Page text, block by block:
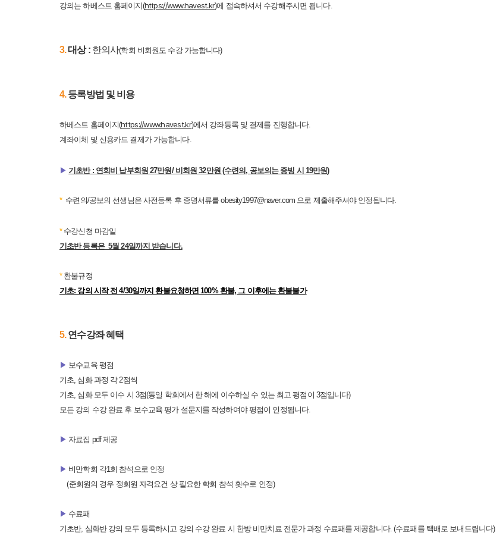
강의는 하베스트 홈페이지(https://www.havest.kr)에 접속하셔서 수강해주시면 됩니다.
3.​대상 : 한의사(학회 비회원도 수강 가능합니다)
4.​등록방법 및 비용
하베스트 홈페이지(https://www.havest.kr)에서 강좌등록 및 결제를 진행합니다.
계좌이체 및 신용카드 결제가 가능합니다.
▶ 기초반 : 연회비 납부회원 27만원/ 비회원 32만원 (수련의, 공보의는 증빙 시 19만원)
*​ 수련의/공보의 선생님은 사전등록 후 증명서류를 obesity1997@naver.com 으로 제출해주셔야 인정됩니다.
*수강신청 마감일
기초반 등록은 5월 24일까지 받습니다.
*환불규정
기초: 강의 시작 전 4/30일까지 환불요청하면 100% 환불, 그 이후에는 환불불가
5.​연수강좌 혜택
▶ 보수교육 평점
기초, 심화 과정 각 2점씩
기초, 심화 모두 이수 시 3점(동일 학회에서 한 해에 이수하실 수 있는 최고 평점이 3점입니다)
모든 강의 수강 완료 후 보수교육 평가 설문지를 작성하여야 평점이 인정됩니다.
▶ 자료집 pdf 제공
▶ 비만학회 각1회 참석으로 인정
(준회원의 경우 정회원 자격요건 상 필요한 학회 참석 횟수로 인정)
▶ 수료패
기초반, 심화반 강의 모두 등록하시고 강의 수강 완료 시 한방 비만치료 전문가 과정 수료패를 제공합니다. (수료패를 택배로 보내드립니다)